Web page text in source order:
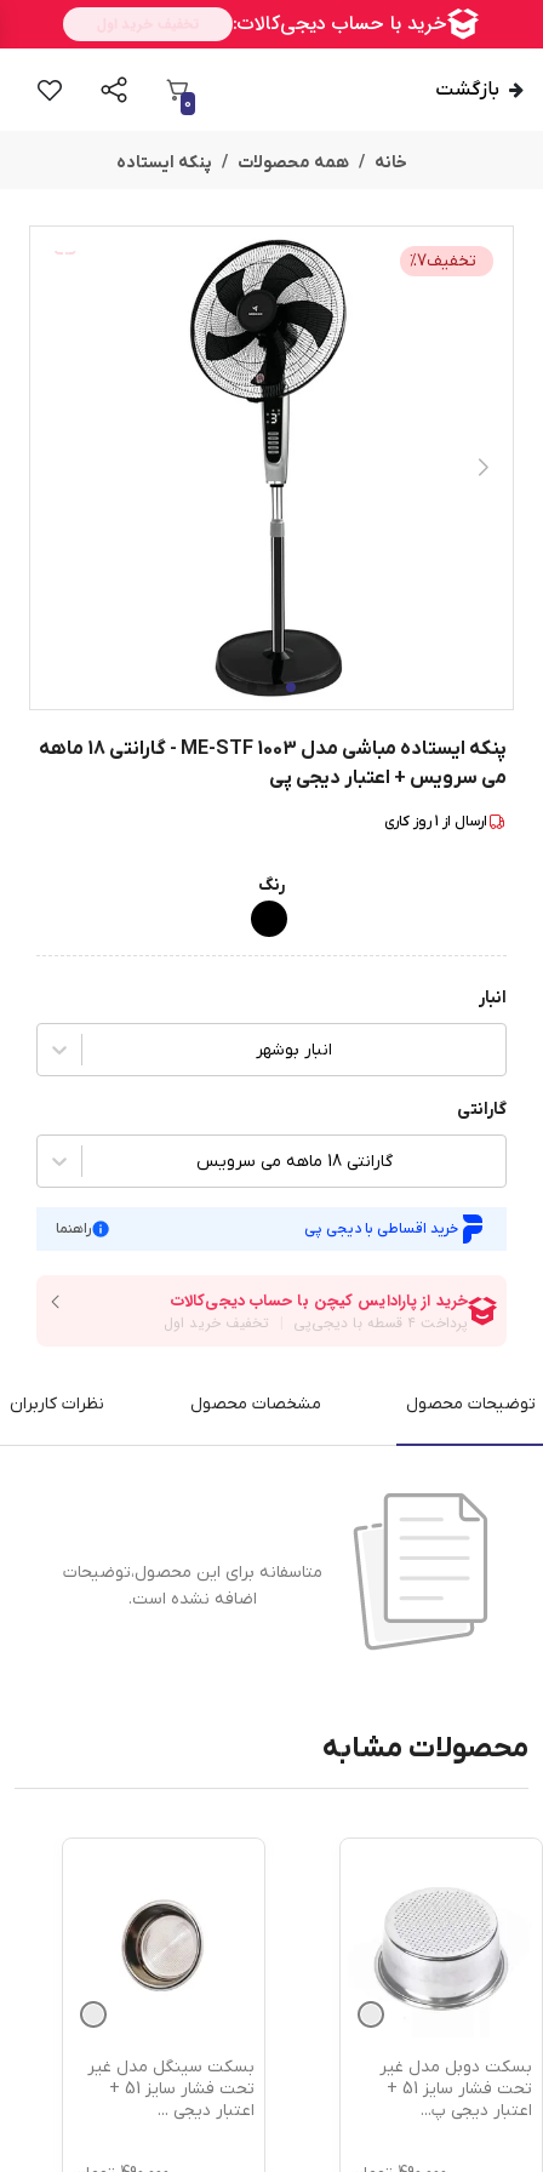
بازگشت
0
خانه همه محصولات پنکه ایستاده
تخفیف %7
پنکه ایستاده مباشی مدل ME-STF 1003 - گارانتی 18 ماهه
می سرویس + اعتبار دیجی پی
ارسال از 1روز کاری
رنگ
انبار
انبار بوشهر
گارانتی
گارانتی 18 ماهه می سرویس
خرید اقساطی با دیجی پی راهنما
توضیحات محصول مشخصات محصول نظرات کاربران
متاسفانه برای این محصول،توضیحات
اضافه نشده است.
محصولات مشابه
بسکت سینگل مدل غیر